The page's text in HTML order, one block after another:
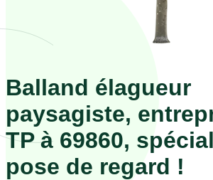
Balland élagueur
paysagiste,
TP à 69860,
pose de regard !